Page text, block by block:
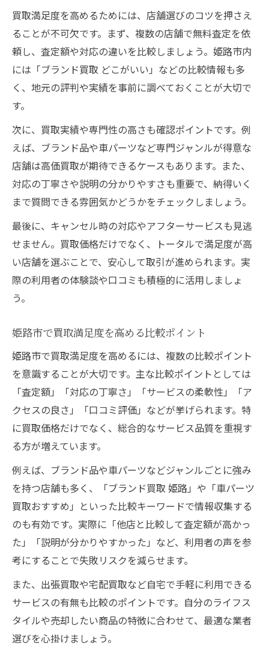
買取満足度を高めるためには、店舗選びのコツを押さえ
ることが不可欠です。まず、複数の店舗で無料査定を依
頼し、査定額や対応の違いを比較しましょう。姫路市内
には「ブランド買取 どこがいい」などの比較情報も多
く、地元の評判や実績を事前に調べておくことが大切で
す。
次に、買取実績や専門性の高さも確認ポイントです。例
えば、ブランド品や車パーツなど専門ジャンルが得意な
店舗は高価買取が期待できるケースもあります。また、
対応の丁寧さや説明の分かりやすさも重要で、納得いく
まで質問できる雰囲気かどうかをチェックしましょう。
最後に、キャンセル時の対応やアフターサービスも見逃
せません。買取価格だけでなく、トータルで満足度が高
い店舗を選ぶことで、安心して取引が進められます。実
際の利用者の体験談や口コミも積極的に活用しましょ
う。
姫路市で買取満足度を高める比較ポイント
姫路市で買取満足度を高めるには、複数の比較ポイント
を意識することが大切です。主な比較ポイントとしては
「査定額」「対応の丁寧さ」「サービスの柔軟性」「ア
クセスの良さ」「口コミ評価」などが挙げられます。特
に買取価格だけでなく、総合的なサービス品質を重視す
る方が増えています。
例えば、ブランド品や車パーツなどジャンルごとに強み
を持つ店舗も多く、「ブランド買取 姫路」や「車パーツ
買取おすすめ」といった比較キーワードで情報収集する
のも有効です。実際に「他店と比較して査定額が高かっ
た」「説明が分かりやすかった」など、利用者の声を参
考にすることで失敗リスクを減らせます。
また、出張買取や宅配買取など自宅で手軽に利用できる
サービスの有無も比較のポイントです。自分のライフス
タイルや売却したい商品の特徴に合わせて、最適な業者
選びを心掛けましょう。